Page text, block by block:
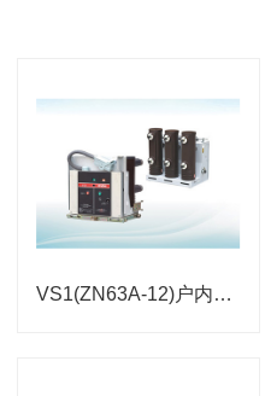
VS1(ZN63A-12)户内高压真空断路器